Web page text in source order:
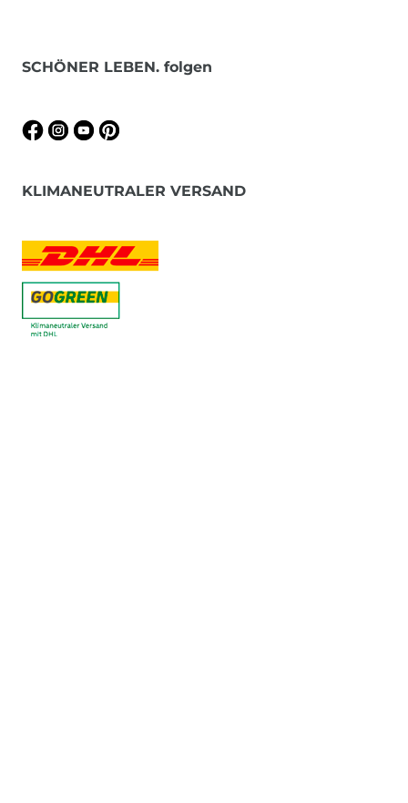
SCHÖNER LEBEN. folgen
KLIMANEUTRALER VERSAND